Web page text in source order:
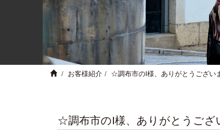
お客様紹介 ☆調布市のI様、ありがとうござい
☆調布市のI様、ありがとうご